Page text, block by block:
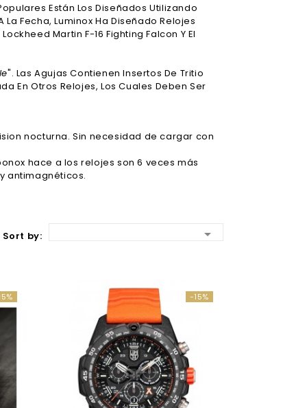
Están Los Diseñados Utilizando
Fecha, Luminox Ha Diseñado Relojes
Martin F-16 Fighting Falcon Y El
". Las Agujas Contienen Insertos De Tritio
En Otros Relojes, Los Cuales Deben Ser
nocturna. Sin necesidad de cargar con
hace a los relojes son 6 veces más
antimagnéticos.
Sort by: 
-15%